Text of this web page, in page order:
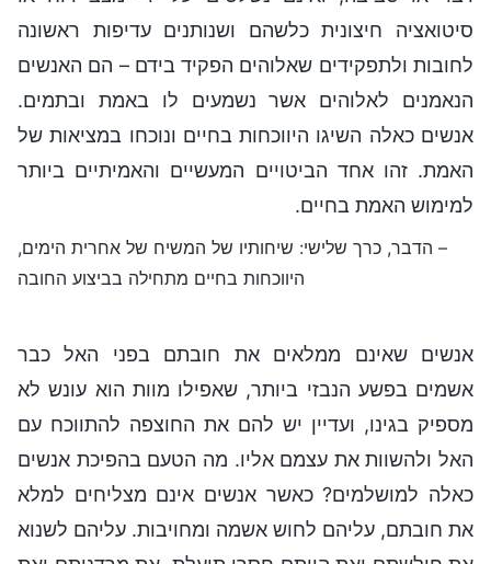
סיטואציה חיצונית כלשהם ושנותנים עדיפות ראשונה
לחובות ולתפקידים שאלוהים הפקיד בידם – הם האנשים
הנאמנים לאלוהים אשר נשמעים לו באמת ובתמים.
אנשים כאלה השיגו היווכחות בחיים ונוכחו במציאות של
האמת. זהו אחד הביטויים המעשיים והאמיתיים ביותר
למימוש האמת בחיים.
– הדבר, כרך שלישי: שיחותיו של המשיח של אחרית הימים,
היווכחות בחיים מתחילה בביצוע החובה
אנשים שאינם ממלאים את חובתם בפני האל כבר
אשמים בפשע הנבזי ביותר, שאפילו מוות הוא עונש לא
מספיק בגינו, ועדיין יש להם את החוצפה להתווכח עם
האל ולהשוות את עצמם אליו. מה הטעם בהפיכת אנשים
כאלה למושלמים? כאשר אנשים אינם מצליחים למלא
את חובתם, עליהם לחוש אשמה ומחויבות. עליהם לשנוא